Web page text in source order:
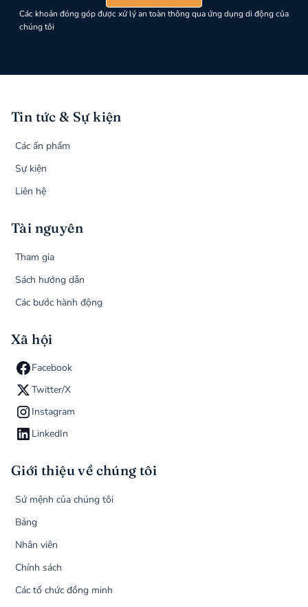
Các khoản đóng góp được xử lý an toàn thông qua ứng dụng di động của
chúng tôi
Tin tức & Sự kiện
Các ấn phẩm
Sự kiện
Liên hệ
Tài nguyên
Tham gia
Sách hướng dẫn
Các bước hành động
Xã hội
Facebook
Twitter/X
Instagram
LinkedIn
Giới thiệu về chúng tôi
Sứ mệnh của chúng tôi
Bảng
Nhân viên
Chính sách
Các tổ chức đồng minh